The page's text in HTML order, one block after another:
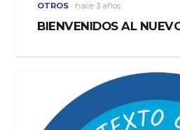
OTROS hace 3 años
BIENVENIDOS AL